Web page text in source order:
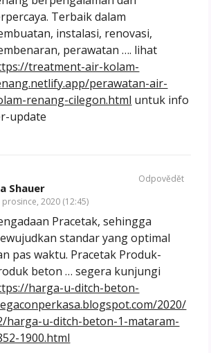
Terbaik dalam
instalasi, renovasi,
perawatan …. lihat
treatment-air-kolam-
perawatan-air-
renang-cilegon.html untuk info
update
Shauer
prosince, 2020 (12:45)
Pracetak, sehingga
standar yang optimal
pas waktu. Pracetak Produk-
beton … segera kunjungi
harga-u-ditch-beton-
2020/
harga-u-ditch-beton-1-mataram-
1900.html
Odpovědět